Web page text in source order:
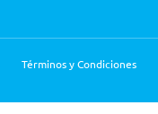
Términos y Condiciones